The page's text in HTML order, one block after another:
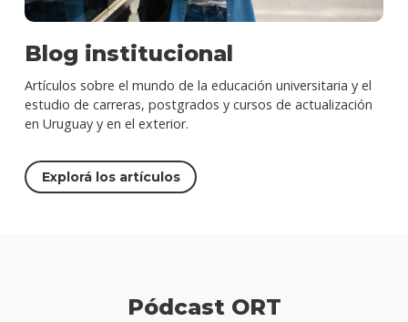
Blog institucional
Artículos sobre el mundo de la educación universitaria y el
estudio de carreras, postgrados y cursos de actualización
en Uruguay y en el exterior.
Explorá los artículos
Pódcast ORT